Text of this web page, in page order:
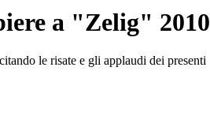
a "Zelig" 2010
le risate e gli applaudi dei presenti